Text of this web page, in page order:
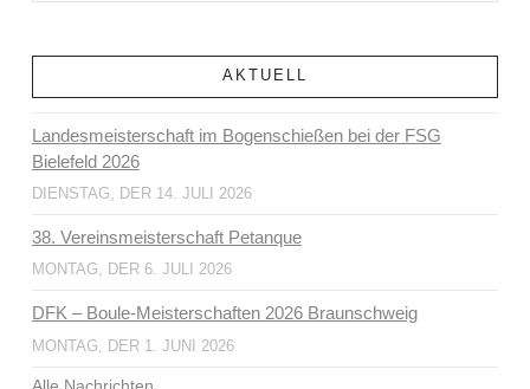
AKTUELL
Landesmeisterschaft im Bogenschießen bei der FSG
Bielefeld 2026
DIENSTAG, DER 14. JULI 2026
38. Vereinsmeisterschaft Petanque
MONTAG, DER 6. JULI 2026
DFK – Boule-Meisterschaften 2026 Braunschweig
MONTAG, DER 1. JUNI 2026